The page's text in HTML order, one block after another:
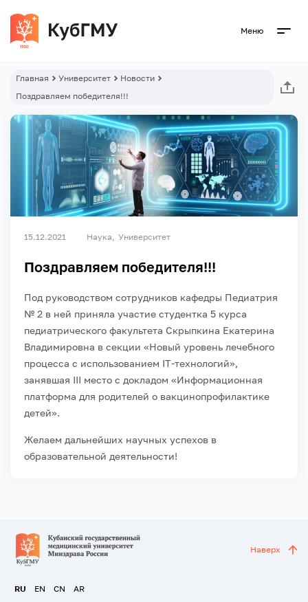
Меню
Главная Университет
Новости
Поздравляем победителя!!!
15.12.2021 Наука Университет
Поздравляем победителя!!!
Под руководством сотрудников кафедры Педиатрия
№ 2 в ней приняла участие студентка 5 курса
педиатрического факультета Скрыпкина Екатерина
Владимировна в секции «Новый уровень лечебного
процесса с использованием IT-технологий»,
занявшая III место с докладом «Информационная
платформа для родителей о вакцинопрофилактике
детей».
Желаем дальнейших научных успехов в
образовательной деятельности!
RU EN CN AR
Наверх